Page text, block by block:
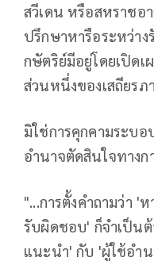
สวีเดน หรือสหราชอ
ปรึกษาหารือระหว่า
กษัตริย์มีอยู่โดยเปิดเ
ส่วนหนึ่งของเสถียร
มิใช่การคุกคามระบ
อำนาจตัดสินใจทางก
"...การตั้งคำถามว่า '
รับผิดชอบ' ก็จำเป็นต้
แนะนำ' กับ 'ผู้ใช้อำน